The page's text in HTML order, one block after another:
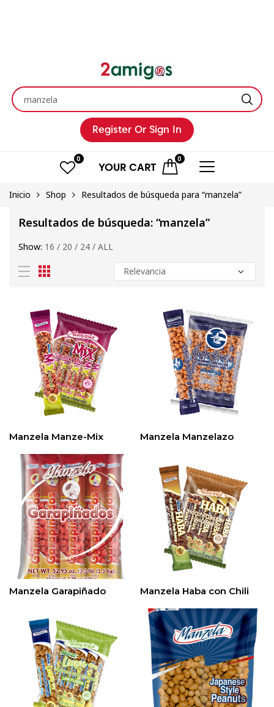
Register Or Sign In
0 0
YOUR CART
Inicio Shop Resultados de búsqueda para “manzela”
Resultados de búsqueda: “manzela”
Show: 16 / 20 / 24 / ALL
Manzela Manze-Mix Manzela Manzelazo
Manzela Garapiñado Manzela Haba con Chili